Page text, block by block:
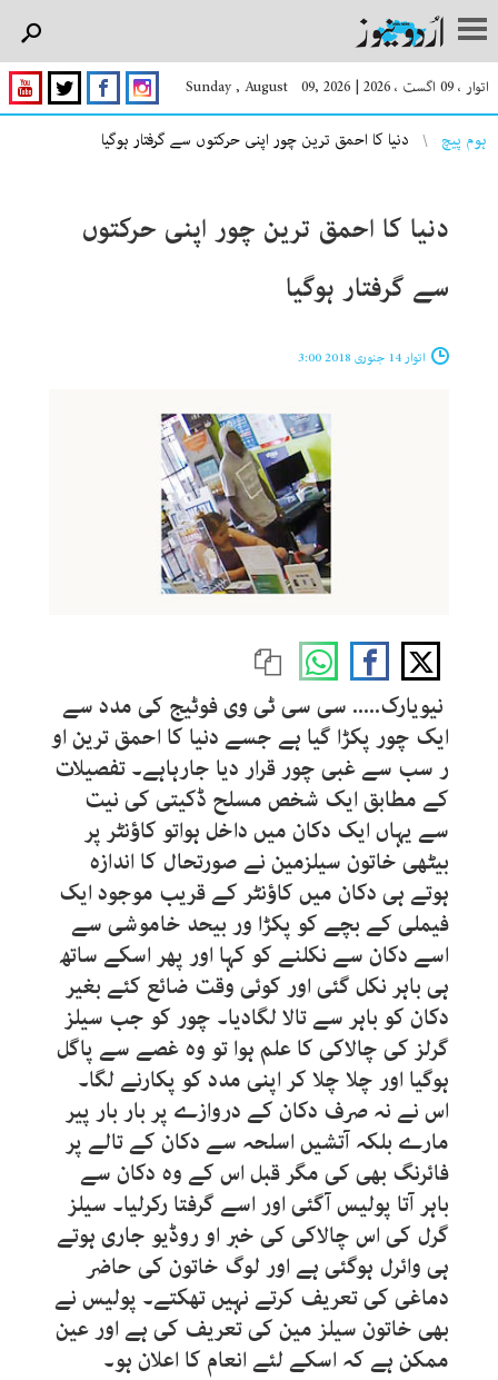
اتوار ، 09 اگست ، 2026 |
Sunday , August 09, 2026
You are here
ہوم پیچ دنیا کا احمق ترین چور اپنی حرکتوں سے گرفتار ہوگیا
دنیا کا احمق ترین چور اپنی حرکتوں
سے گرفتار ہوگیا
اتوار 14 جنوری 2018 3:00
نیویارک..... سی سی ٹی وی فوٹیج کی مدد سے
ایک چور پکڑا گیا ہے جسے دنیا کا احمق ترین او
ر سب سے غبی چور قرار دیا جارہاہے۔ تفصیلات
کے مطابق ایک شخص مسلح ڈکیتی کی نیت
سے یہاں ایک دکان میں داخل ہواتو کاﺅنٹر پر
بیٹھی خاتون سیلزمین نے صورتحال کا اندازہ
ہوتے ہی دکان میں کاﺅنٹر کے قریب موجود ایک
فیملی کے بچے کو پکڑا ور بیحد خاموشی سے
اسے دکان سے نکلنے کو کہا اور پھر اسکے ساتھ
ہی باہر نکل گئی اور کوئی وقت ضائع کئے بغیر
دکان کو باہر سے تالا لگادیا۔ چور کو جب سیلز
گرلز کی چالاکی کا علم ہوا تو وہ غصے سے پاگل
ہوگیا اور چلا چلا کر اپنی مدد کو پکارنے لگا۔
اس نے نہ صرف دکان کے دروازے پر بار بار پیر
مارے بلکہ آتشیں اسلحہ سے دکان کے تالے پر
فائرنگ بھی کی مگر قبل اس کے وہ دکان سے
باہر آتا پولیس آگئی اور اسے گرفتا رکرلیا۔ سیلز
گرل کی اس چالاکی کی خبر او روڈیو جاری ہوتے
ہی وائرل ہوگئی ہے اور لوگ خاتون کی حاضر
دماغی کی تعریف کرتے نہیں تھکتے۔ پولیس نے
بھی خاتون سیلز مین کی تعریف کی ہے اور عین
ممکن ہے کہ اسکے لئے انعام کا اعلان ہو۔